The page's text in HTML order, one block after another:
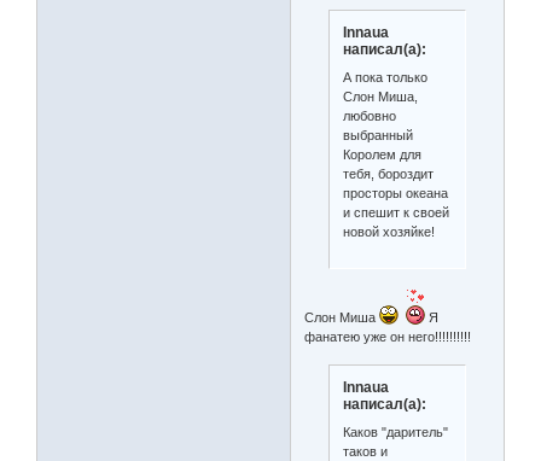
Innaua
написал(а):
А пока только
Слон Миша,
любовно
выбранный
Королем для
тебя, бороздит
просторы океана
и спешит к своей
новой хозяйке!
Слон Миша
Я
фанатею уже он него!!!!!!!!!!
Innaua
написал(а):
Каков "даритель"
таков и